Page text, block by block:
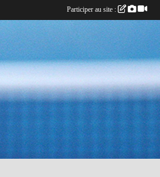
Participer au site :